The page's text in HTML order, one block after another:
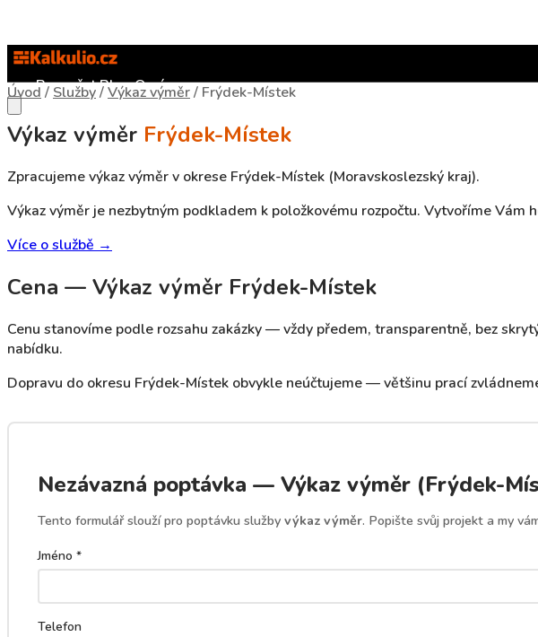
RozpočetBlogO nás
Úvod / Služby/Výkaz výměr/ Frýdek-Místek
Výkaz výměr Frýdek-Místek
Zpracujeme výkaz výměr v okrese Frýdek-Místek (Moravskoslezský kraj).
Výkaz výměr je nezbytným podkladem k položkovému rozpočtu. Vytvoříme
Více o službě →
Cena — Výkaz výměr Frýdek-Místek
Cenu stanovíme podle rozsahu zakázky — vždy předem, transparentně, bez
nabídku.
Dopravu do okresu Frýdek-Místek obvykle neúčtujeme — většinu prací
Nezávazná poptávka — Výkaz výměr (Frýdek-
Tento formulář slouží pro poptávku služby výkaz výměr. Popište svůj projekt a my
Jméno *
Telefon